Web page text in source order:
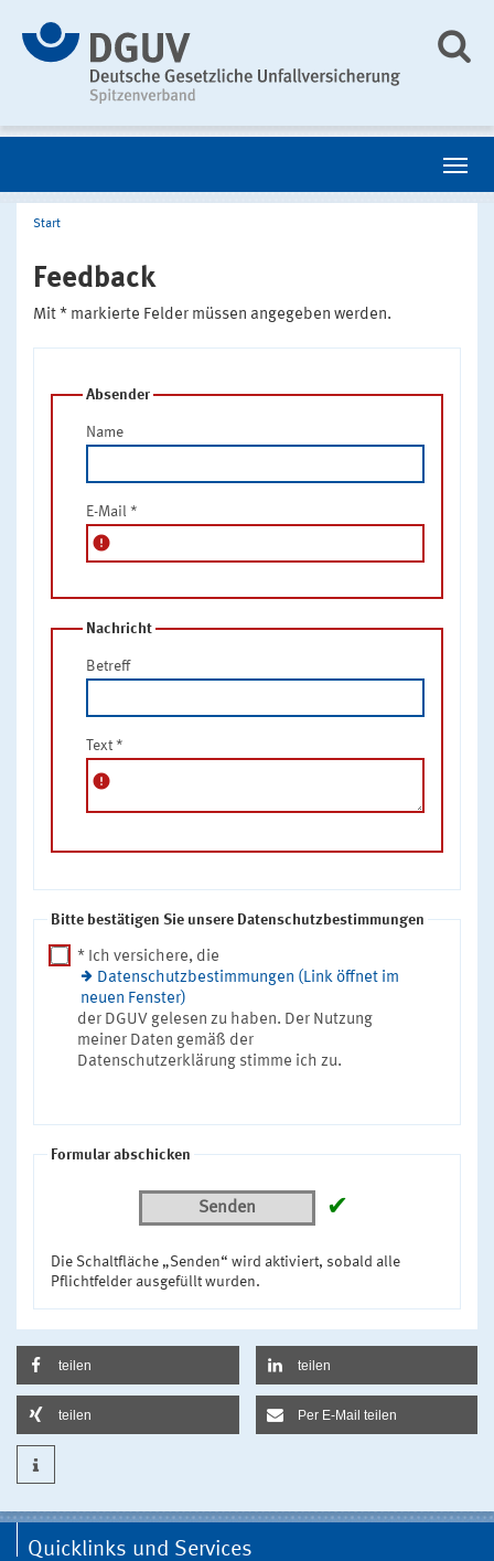
Start
Feedback
Mit * markierte Felder müssen angegeben werden.
Absender
Name
E-Mail *
error
Nachricht
Betreff
Text *
error
Bitte bestätigen Sie unsere Datenschutzbestimmungen
* Ich versichere, die
Datenschutzbestimmungen (Link öffnet im
neuen Fenster)
der DGUV gelesen zu haben. Der Nutzung
meiner Daten gemäß der
Datenschutzerklärung stimme ich zu.
Formular abschicken
Senden ✔
Die Schaltfläche „Senden“ wird aktiviert, sobald alle
Pflichtfelder ausgefüllt wurden.
teilen teilen
teilen Per E-Mail teilen
Quicklinks und Services